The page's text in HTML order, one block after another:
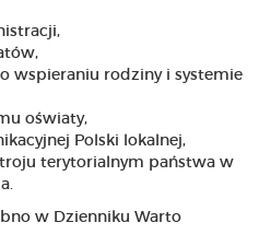
wspieraniu rodziny i systemie
oświaty,
Polski lokalnej,
terytorialnym państwa w
w Dzienniku Warto